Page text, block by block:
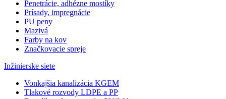
Penetrácie, adhézne mostíky
Prísady, impregnácie
PU peny
Mazivá
Farby na kov
Značkovacie spreje
Inžinierske siete
Vonkajšia kanalizácia KGEM
Tlakové rozvody LDPE a PP